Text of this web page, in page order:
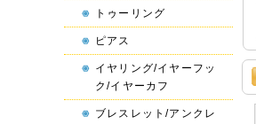
トゥーリング
ピアス
イヤリング/イヤーフッ
ク/イヤーカフ
ブレスレット/アンクレ